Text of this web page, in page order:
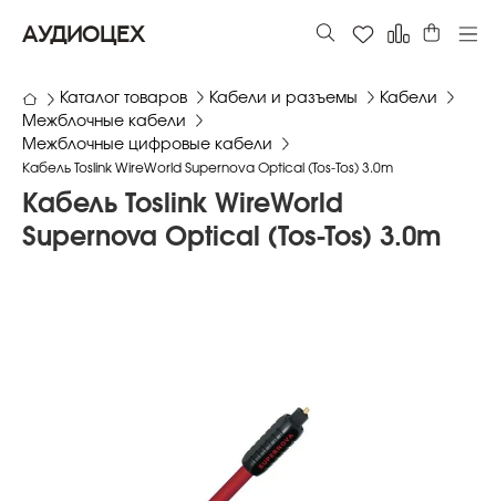
АУДИОЦЕХ
Каталог товаров Кабели и разъемы
Кабели
Межблочные кабели
Межблочные цифровые кабели
Кабель Toslink WireWorld Supernova Optical (Tos-Tos) 3.0m
Кабель Toslink WireWorld
Supernova Optical (Tos-Tos) 3.0m